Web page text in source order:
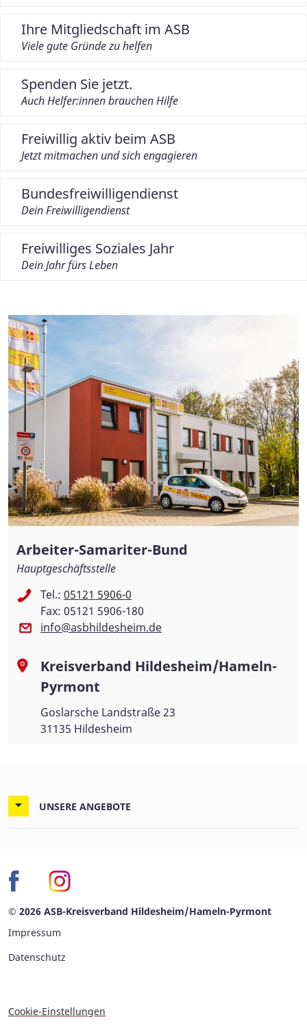
Ihre Mitgliedschaft im ASB
Viele gute Gründe zu helfen
Spenden Sie jetzt.
Auch Helfer:innen brauchen Hilfe
Freiwillig aktiv beim ASB
Jetzt mitmachen und sich engagieren
Bundesfreiwilligendienst
Dein Freiwilligendienst
Freiwilliges Soziales Jahr
Dein Jahr fürs Leben
Arbeiter-Samariter-Bund
Hauptgeschäftsstelle
Tel.: 05121 5906-0
Fax: 05121 5906-180
info@asbhildesheim.de
Kreisverband Hildesheim/Hameln-
Pyrmont
Goslarsche Landstraße 23
31135 Hildesheim
UNSERE ANGEBOTE
© 2026 ASB-Kreisverband Hildesheim/Hameln-Pyrmont
Impressum
Datenschutz
Cookie-Einstellungen